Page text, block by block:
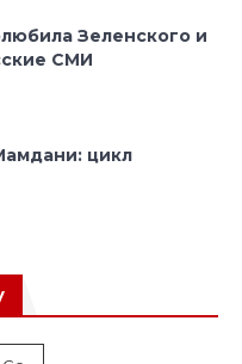
Зеленского и
СМИ
цикл